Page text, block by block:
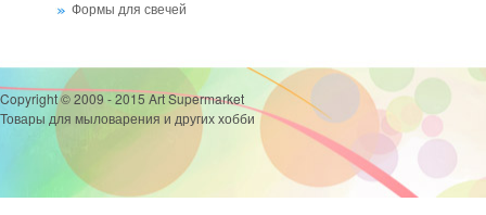
Формы для свечей
Copyright © 2009 - 2015 Art Supermarket
Товары для мыловарения и других хобби